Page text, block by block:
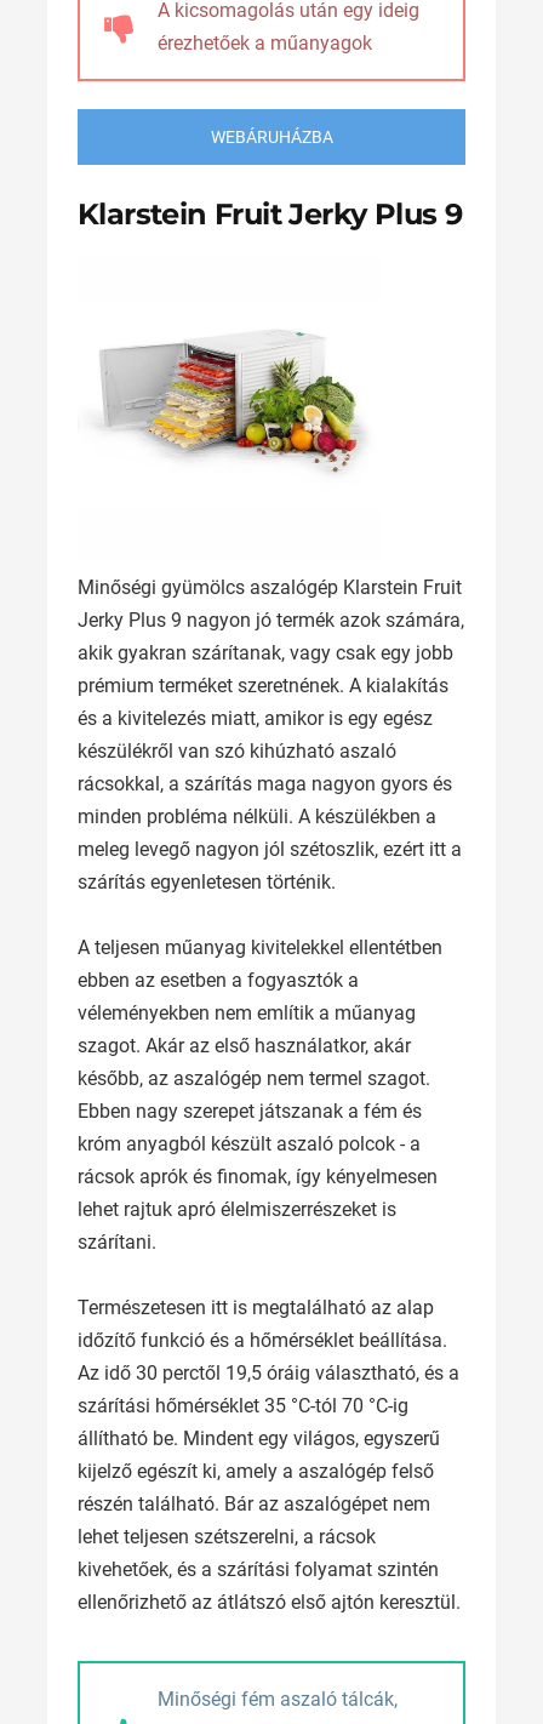
A kicsomagolás után egy ideig
érezhetőek a műanyagok
WEBÁRUHÁZBA
Klarstein Fruit Jerky Plus 9
Minőségi gyümölcs aszalógép Klarstein Fruit
Jerky Plus 9 nagyon jó termék azok számára,
akik gyakran szárítanak, vagy csak egy jobb
prémium terméket szeretnének. A kialakítás
és a kivitelezés miatt, amikor is egy egész
készülékről van szó kihúzható aszaló
rácsokkal, a szárítás maga nagyon gyors és
minden probléma nélküli. A készülékben a
meleg levegő nagyon jól szétoszlik, ezért itt a
szárítás egyenletesen történik.
A teljesen műanyag kivitelekkel ellentétben
ebben az esetben a fogyasztók a
véleményekben nem említik a műanyag
szagot. Akár az első használatkor, akár
később, az aszalógép nem termel szagot.
Ebben nagy szerepet játszanak a fém és
króm anyagból készült aszaló polcok - a
rácsok aprók és finomak, így kényelmesen
lehet rajtuk apró élelmiszerrészeket is
szárítani.
Természetesen itt is megtalálható az alap
időzítő funkció és a hőmérséklet beállítása.
Az idő 30 perctől 19,5 óráig választható, és a
szárítási hőmérséklet 35 °C-tól 70 °C-ig
állítható be. Mindent egy világos, egyszerű
kijelző egészít ki, amely a aszalógép felső
részén található. Bár az aszalógépet nem
lehet teljesen szétszerelni, a rácsok
kivehetőek, és a szárítási folyamat szintén
ellenőrizhető az átlátszó első ajtón keresztül.
Minőségi fém aszaló tálcák,